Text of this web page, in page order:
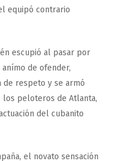
equipó contrario
escupió al pasar por
de ofender,
de respeto y se armó
los peloteros de Atlanta,
del cubanito
el novato sensación